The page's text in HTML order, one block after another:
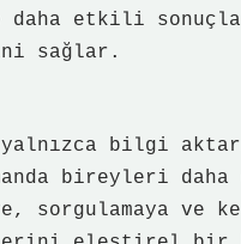
daha etkili
sağlar.
bilgi
bireyleri daha
sorgulamaya ve